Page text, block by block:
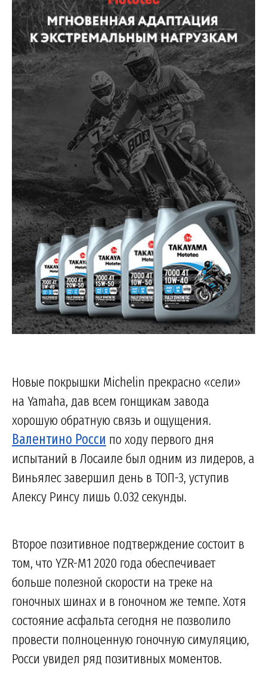
Новые покрышки Michelin прекрасно «сели»
на Yamaha, дав всем гонщикам завода
хорошую обратную связь и ощущения.
Валентино Росси по ходу первого дня
испытаний в Лосаиле был одним из лидеров, а
Виньялес завершил день в ТОП-3, уступив
Алексу Ринсу лишь 0.032 секунды.
Второе позитивное подтверждение состоит в
том, что YZR-M1 2020 года обеспечивает
больше полезной скорости на треке на
гоночных шинах и в гоночном же темпе. Хотя
состояние асфальта сегодня не позволило
провести полноценную гоночную симуляцию,
Росси увидел ряд позитивных моментов.